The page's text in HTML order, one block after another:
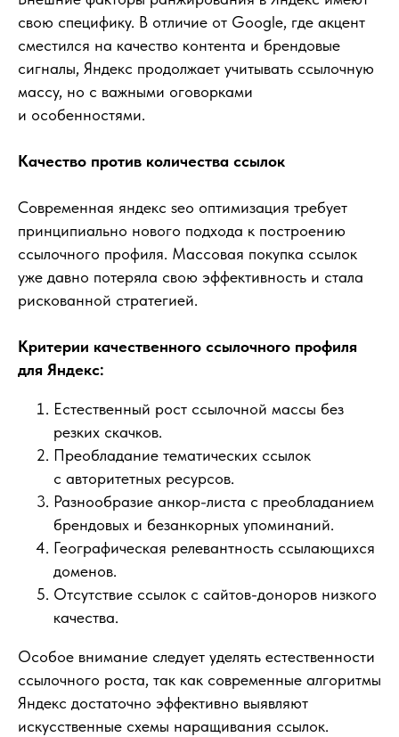
свою специфику. В отличие от Google, где акцент
сместился на качество контента и брендовые
сигналы, Яндекс продолжает учитывать ссылочную
массу, но с важными оговорками
и особенностями.
Качество против количества ссылок
Современная яндекс seo оптимизация требует
принципиально нового подхода к построению
ссылочного профиля. Массовая покупка ссылок
уже давно потеряла свою эффективность и стала
рискованной стратегией.
Критерии качественного ссылочного профиля
для Яндекс:
Естественный рост ссылочной массы без
резких скачков.
Преобладание тематических ссылок
с авторитетных ресурсов.
Разнообразие анкор-листа с преобладанием
брендовых и безанкорных упоминаний.
Географическая релевантность ссылающихся
доменов.
Отсутствие ссылок с сайтов-доноров низкого
качества.
Особое внимание следует уделять естественности
ссылочного роста, так как современные алгоритмы
Яндекс достаточно эффективно выявляют
искусственные схемы наращивания ссылок.